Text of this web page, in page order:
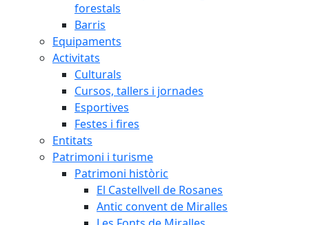
forestals
Barris
Equipaments
Activitats
Culturals
Cursos, tallers i jornades
Esportives
Festes i fires
Entitats
Patrimoni i turisme
Patrimoni històric
El Castellvell de Rosanes
Antic convent de Miralles